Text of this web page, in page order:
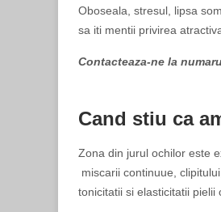
Oboseala, stresul, lipsa
sa iti mentii privirea
Contacteaza-ne la
Cand stiu ca
Zona din jurul ochilor este
miscarii continuue,
tonicitatii si elasticitatii